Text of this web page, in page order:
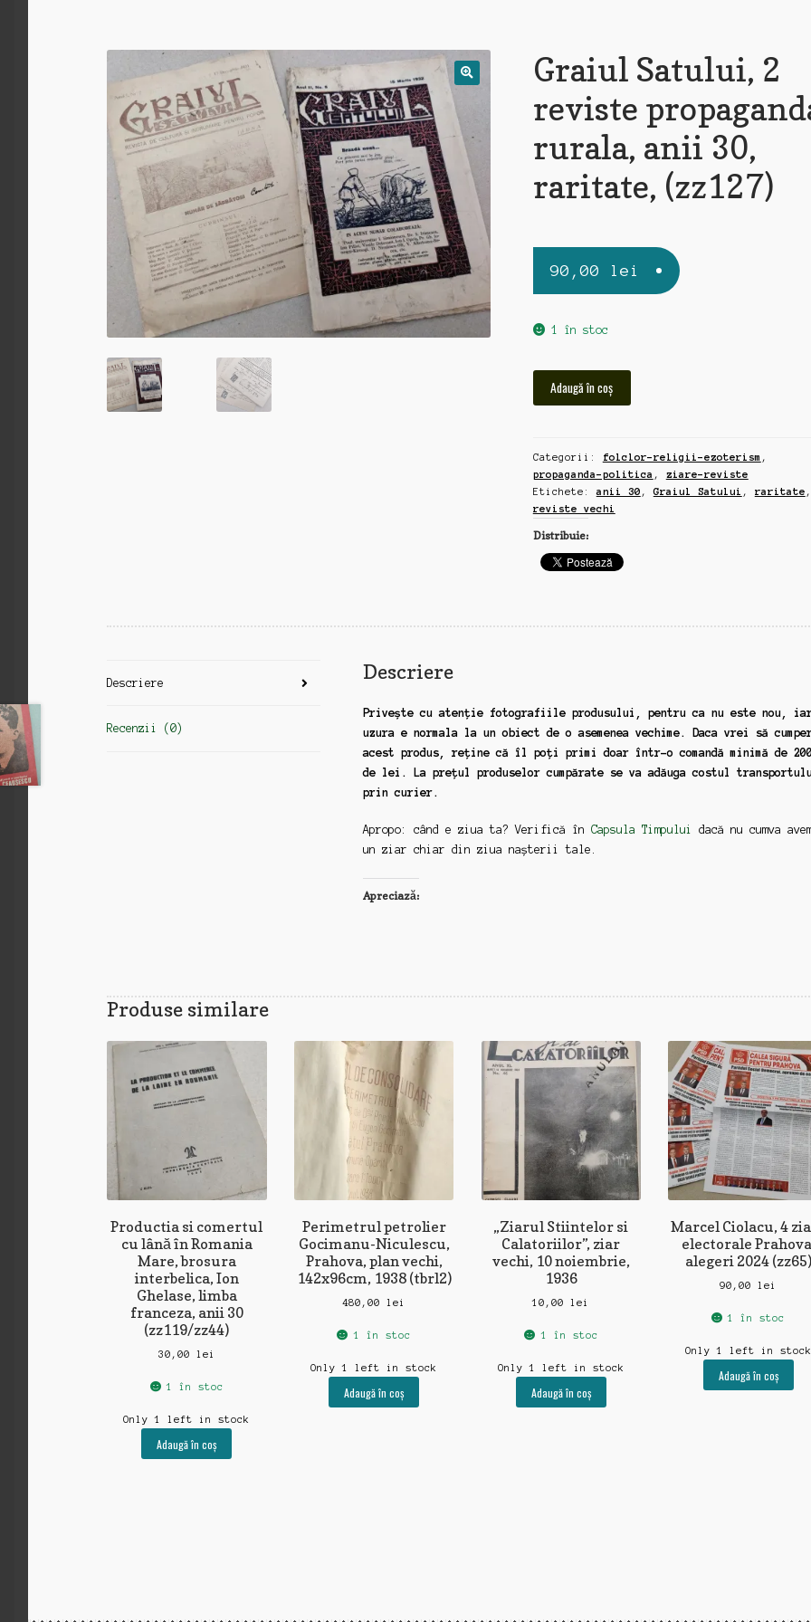
Graiul Satului, 2
reviste
rurala, anii 30,
raritate, (zz127)
90,00 lei
1 în stoc
reviste
propaganda
rurala,
anii
30,
raritate,
Adaugă în coș
Categorii: folclor-religii-ezoterism ,
propaganda-politica , ziare-reviste
Etichete:anii 30 ,Graiul Satului , raritate ,
reviste vechi
Distribuie:
Descriere
Recenzii (0)
Descriere
Privește cu atenție fotografiile produsului, pentru ca nu este nou,
uzura e normala la un obiect de o asemenea vechime. Daca vrei să
acest produs, reține că îl poți primi doar într-o comandă minimă de
de lei. La prețul produselor cumpărate se va adăuga costul
prin curier.
Apropo: când e ziua ta? Verifică în Capsula Timpului
dacă nu cumva
un ziar chiar din ziua nașterii tale.
Apreciază:
Produse similare
Productia si comertul
cu lână în Romania
Mare, brosura
interbelica, Ion
Ghelase, limba
franceza, anii 30
(zz119/zz44)
30,00 lei
1 în stoc
Only 1 left in stock
Adaugă în coș
Perimetrul petrolier
Gocimanu-Niculescu,
Prahova, plan vechi,
142x96cm, 1938 (tbrl2)
480,00lei
1 în stoc
Only 1 left in stock
Adaugă în coș
„Ziarul Stiintelor si
Calatoriilor”, ziar
vechi, 10 noiembrie,
1936
10,00lei
1 în stoc
Only 1 left in stock
Adaugă în coș
Marcel Ciolacu, 4
electorale
alegeri 2024 (zz65)
90,00lei
1 în stoc
Only 1 left in stock
Adaugă în coș